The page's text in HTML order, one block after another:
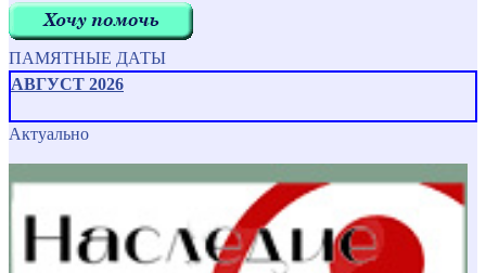
ПАМЯТНЫЕ ДАТЫ
АВГУСТ 2026
Актуально